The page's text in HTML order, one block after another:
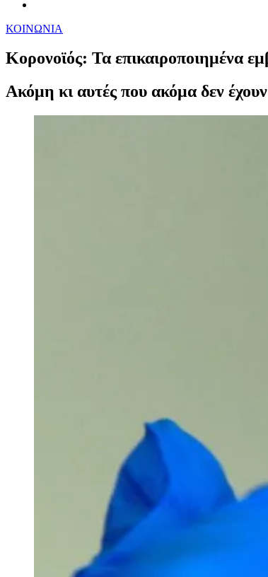
ΚΟΙΝΩΝΙΑ
Κορονοϊός: Τα επικαιροποιημένα
Ακόμη κι αυτές που ακόμα δεν έχουν